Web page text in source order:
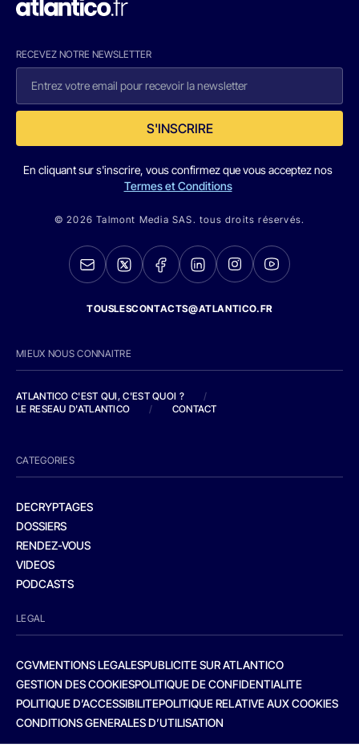
RECEVEZ NOTRE NEWSLETTER
S'INSCRIRE
En cliquant sur s'inscrire, vous confirmez que vous acceptez nos
Termes et Conditions
© 2026 Talmont Media SAS. tous droits réservés.
TOUSLESCONTACTS@ATLANTICO.FR
MIEUX NOUS CONNAITRE
ATLANTICO C'EST QUI, C'EST QUOI ?
/
LE RESEAU D'ATLANTICO
/ CONTACT
CATEGORIES
DECRYPTAGES
DOSSIERS
RENDEZ-VOUS
VIDEOS
PODCASTS
LEGAL
CGVMENTIONS LEGALESPUBLICITE SUR ATLANTICO
GESTION DES COOKIESPOLITIQUE DE CONFIDENTIALITE
POLITIQUE D’ACCESSIBILITEPOLITIQUE RELATIVE AUX COOKIES
CONDITIONS GENERALES D’UTILISATION